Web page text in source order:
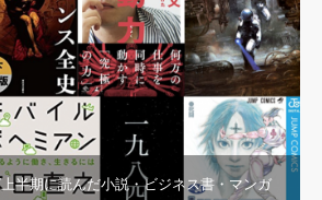
半期に読んだ小説・ビジネス書・マンガ